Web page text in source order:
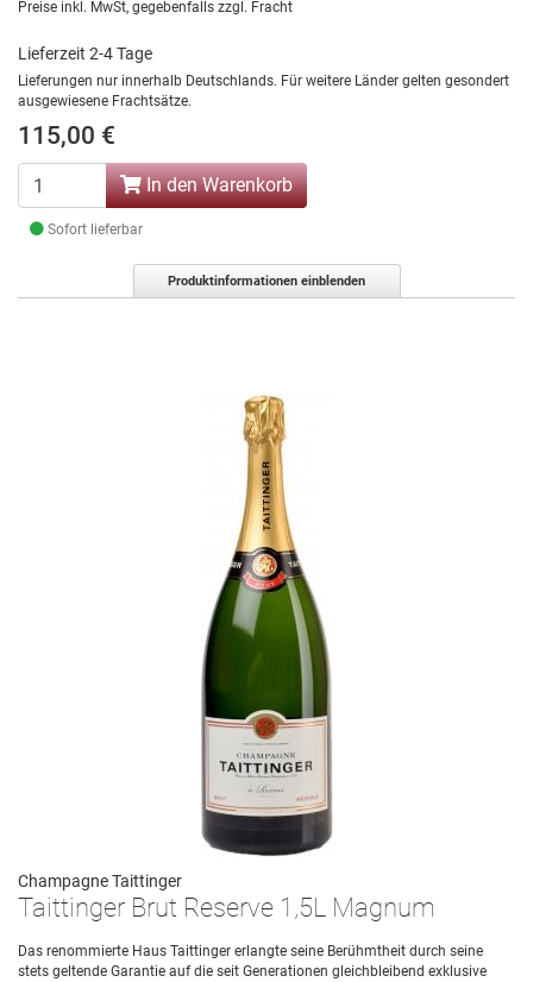
Preise inkl. MwSt, gegebenfalls zzgl. Fracht
Lieferzeit 2-4 Tage
Lieferungen nur innerhalb Deutschlands. Für weitere Länder gelten gesondert
ausgewiesene Frachtsätze.
115,00 €
In den Warenkorb
Sofort lieferbar
Produktinformationen einblenden
Champagne Taittinger
Taittinger Brut Reserve 1,5L Magnum
Das renommierte Haus Taittinger erlangte seine Berühmtheit durch seine
stets geltende Garantie auf die seit Generationen gleichbleibend exklusive